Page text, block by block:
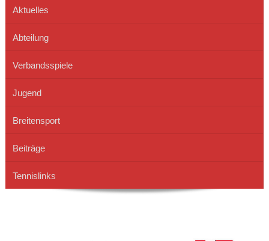
Aktuelles
Abteilung
Verbandsspiele
Jugend
Breitensport
Beiträge
Tennislinks